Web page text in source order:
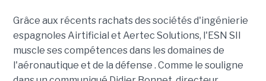
Grâce aux récents rachats des sociétés d'ingénierie
espagnoles Airtificial et Aertec Solutions, l'ESN SII
muscle ses compétences dans les domaines de
l'aéronautique et de la défense . Comme le souligne